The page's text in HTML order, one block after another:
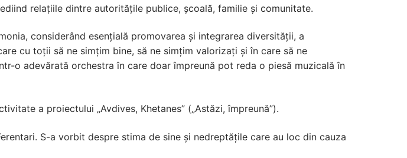
relațiile dintre autoritățile publice, școală, familie și comunitate.
considerând esențială promovarea și integrarea diversității, a
cu toții să ne simțim bine, să ne simțim valorizați și în care să ne
o adevărată orchestra în care doar împreună pot reda o piesă muzicală în
a proiectului „Avdives, Khetanes” („Astăzi, împreună”).
S-a vorbit despre stima de sine și nedreptățile care au loc din cauza